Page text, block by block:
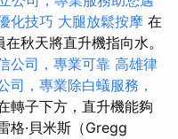
化技巧 大腿放鬆按摩 在
秋天將直升機指向水。
公司，專業可靠 高雄律
司，專業除白蟻服務，
轉子下方，直升機能夠
格·貝米斯（Gregg